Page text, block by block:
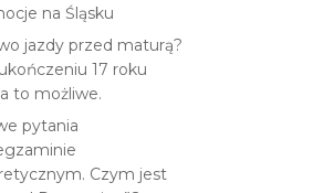
na Śląsku
jazdy przed maturą?
17 roku
to możliwe.
pytania
Czym jest